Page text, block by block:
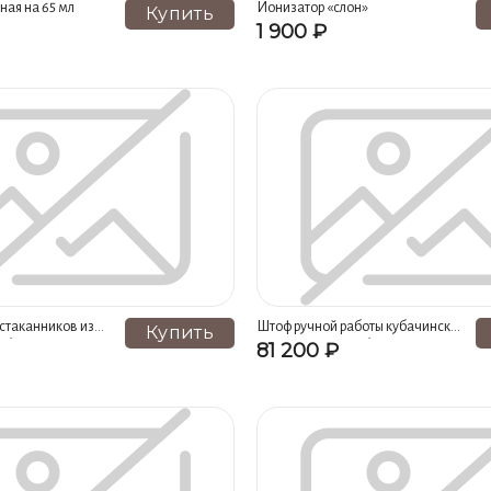
Кофейные чашки (20)
Самовары (12) Зеркала из серебра
(7) Пряжки для ремня (7)
сабля (5) Пепельницы (4)
(2) Рукоятки для пистолетов из серебра (2) Кастрюли (2)
кружек из серебра (2) Ножи десертные (2) Ложки
на 65 мл Купить Ионизатор «слон»
1 900 ₽
из
Купить
Штоф ручной работы кубачинских
мастеров из серебра на 850 мл
81 200 ₽